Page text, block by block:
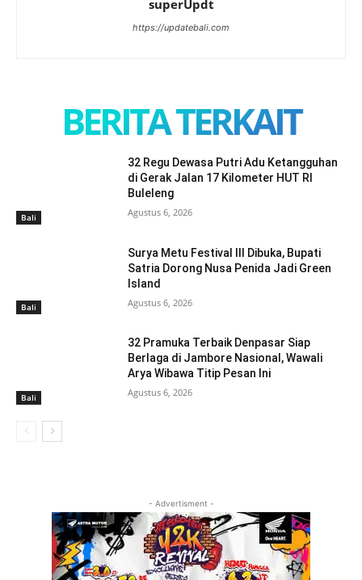
superUpdt
https://updatebali.com
BERITA TERKAIT
Bali
32 Regu Dewasa Putri Adu Ketangguhan
di Gerak Jalan 17 Kilometer HUT RI
Buleleng
Agustus 6, 2026
Bali
Surya Metu Festival III Dibuka, Bupati
Satria Dorong Nusa Penida Jadi Green
Island
Agustus 6, 2026
Bali
32 Pramuka Terbaik Denpasar Siap
Berlaga di Jambore Nasional, Wawali
Arya Wibawa Titip Pesan Ini
Agustus 6, 2026
- Advertisment -